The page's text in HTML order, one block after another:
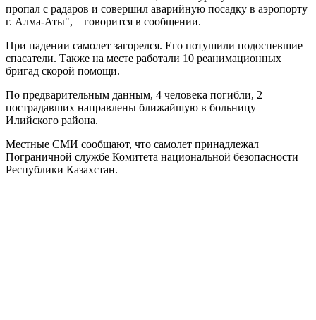
пропал с радаров и совершил аварийную посадку в аэропорту
г. Алма-Аты", – говорится в сообщении.
При падении самолет загорелся. Его потушили подоспевшие
спасатели. Также на месте работали 10 реанимационных
бригад скорой помощи.
По предварительным данным, 4 человека погибли, 2
пострадавших направлены ближайшую в больницу
Илийского района.
Местные СМИ сообщают, что самолет принадлежал
Пограничной службе Комитета национальной безопасности
Республики Казахстан.